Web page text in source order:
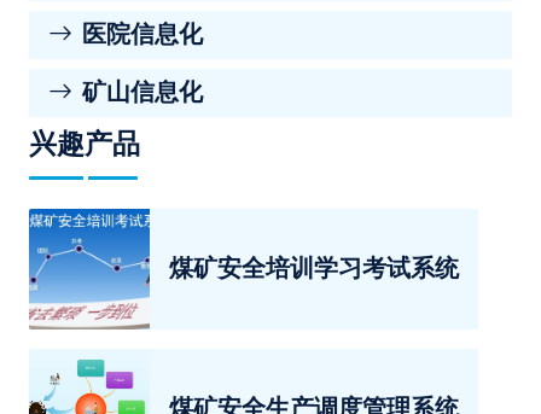
医院信息化
矿山信息化
兴趣产品
煤矿安全培训学习考试系统